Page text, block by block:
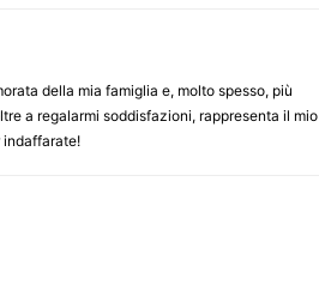
della mia famiglia e, molto spesso, più
a regalarmi soddisfazioni, rappresenta il mio
indaffarate!